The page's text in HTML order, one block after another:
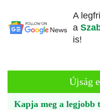
A
a
is!
Újság
Kapja meg a legjobb